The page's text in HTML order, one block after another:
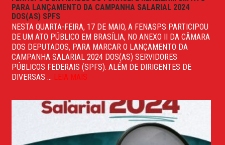
PARA LANÇAMENTO DA CAMPANHA SALARIAL 2024
DOS(AS) SPFS
NESTA QUARTA-FEIRA, 17 DE MAIO, A FENASPS PARTICIPOU
DE UM ATO PÚBLICO EM BRASÍLIA, NO ANEXO II DA CÂMARA
DOS DEPUTADOS, PARA MARCAR O LANÇAMENTO DA
CAMPANHA SALARIAL 2024 DOS(AS) SERVIDORES
PÚBLICOS FEDERAIS (SPFS). ALÉM DE DIRIGENTES DE
DIVERSAS ... LEIA MAIS